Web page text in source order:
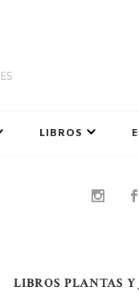
LIBROS
LIBROS PLANTAS